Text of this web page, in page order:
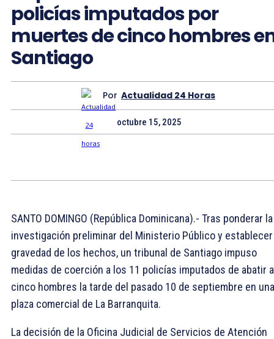
policías imputados por
muertes de cinco hombres
Santiago
Por Actualidad 24 Horas
octubre 15, 2025
SANTO DOMINGO (República Dominicana).- Tras ponderar la
investigación preliminar del Ministerio Público y
gravedad de los hechos, un tribunal de Santiago impuso
medidas de coerción a los 11 policías imputados de abatir a
cinco hombres la tarde del pasado 10 de septiembre en una
plaza comercial de La Barranquita.
La decisión de la Oficina Judicial de Servicios de Atención